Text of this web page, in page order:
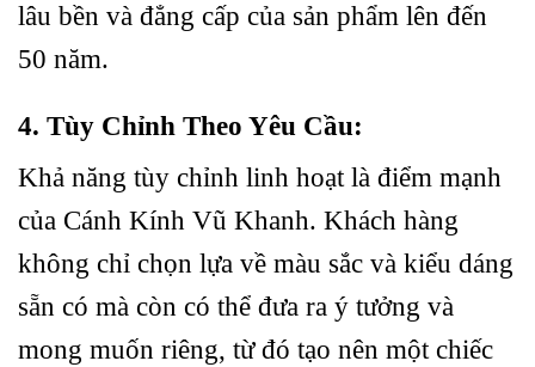
lâu bền và đẳng cấp của sản phẩm lên đến
50 năm.
4. Tùy Chỉnh Theo Yêu Cầu:
Khả năng tùy chỉnh linh hoạt là điểm mạnh
của Cánh Kính Vũ Khanh. Khách hàng
không chỉ chọn lựa về màu sắc và kiểu dáng
sẵn có mà còn có thể đưa ra ý tưởng và
mong muốn riêng, từ đó tạo nên một chiếc